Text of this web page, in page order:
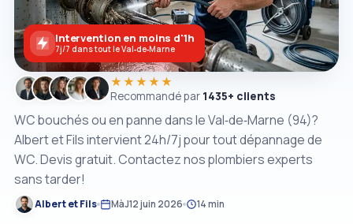
WC bouchés ou en panne dans le Val‑de‑Marne (94)?
Albert et Fils intervient 24h/7j pour tout dépannage de
WC. Devis gratuit. Contactez nos plombiers experts
sans tarder!
Albert et Fils MàJ12 juin 2026 14 min
★★★★★
Recommandé par 1435+ clients
Intervention en moins d'1h
7j/7 dans tout le Val‑de‑Marne